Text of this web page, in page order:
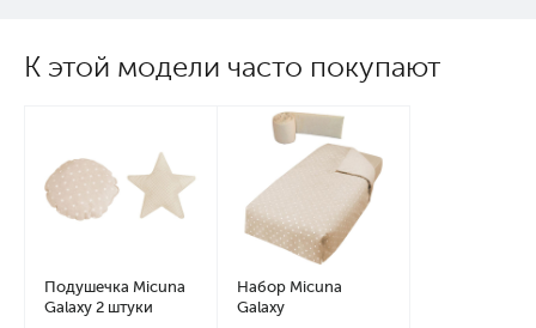
К этой модели часто покупают
Подушечка Micuna
Galaxy 2 штуки
Набор Micuna
Galaxy